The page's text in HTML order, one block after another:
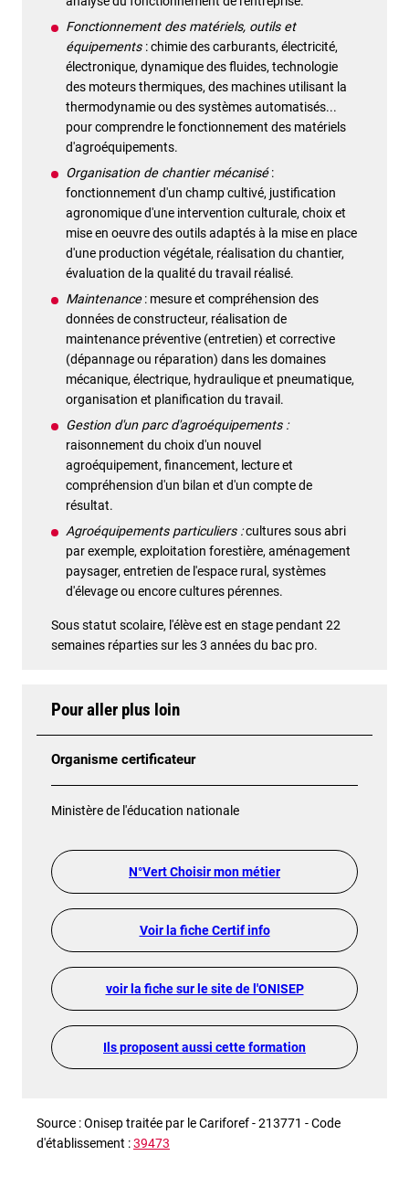
Fonctionnement des matériels, outils et
équipements : chimie des carburants, électricité,
électronique, dynamique des fluides, technologie
des moteurs thermiques, des machines utilisant la
thermodynamie ou des systèmes automatisés...
pour comprendre le fonctionnement des matériels
d'agroéquipements.
Organisation de chantier mécanisé:
fonctionnement d'un champ cultivé, justification
agronomique d'une intervention culturale, choix et
mise en oeuvre des outils adaptés à la mise en place
d'une production végétale, réalisation du chantier,
évaluation de la qualité du travail réalisé.
Maintenance: mesure et compréhension des
données de constructeur, réalisation de
maintenance préventive (entretien) et corrective
(dépannage ou réparation) dans les domaines
mécanique, électrique, hydraulique et pneumatique,
organisation et planification du travail.
Gestion d'un parc d'agroéquipements :
raisonnement du choix d'un nouvel
agroéquipement, financement, lecture et
compréhension d'un bilan et d'un compte de
résultat.
Agroéquipements particuliers :cultures sous abri
par exemple, exploitation forestière, aménagement
paysager, entretien de l'espace rural, systèmes
d'élevage ou encore cultures pérennes.
Sous statut scolaire, l'élève est en stage pendant 22
semaines réparties sur les 3 années du bac pro.
Pour aller plus loin
Organisme certificateur
Ministère de l'éducation nationale
N°Vert Choisir mon métier
Voir la fiche Certif info
voir la fiche sur le site de l'ONISEP
Ils proposent aussi cette formation
Source : Onisep traitée par le Cariforef - 213771 - Code
d'établissement :39473